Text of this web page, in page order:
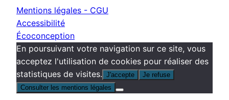
Mentions légales - CGU
Accessibilité
Écoconception
En poursuivant votre navigation sur ce site, vous
acceptez l'utilisation de cookies pour réaliser des
statistiques de visites. J'accepte
Je refuse
Consulter les mentions légales